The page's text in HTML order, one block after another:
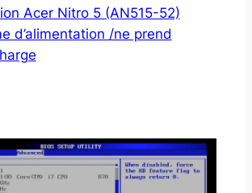
Acer Nitro 5 (AN515-52)
d’alimentation /ne prend